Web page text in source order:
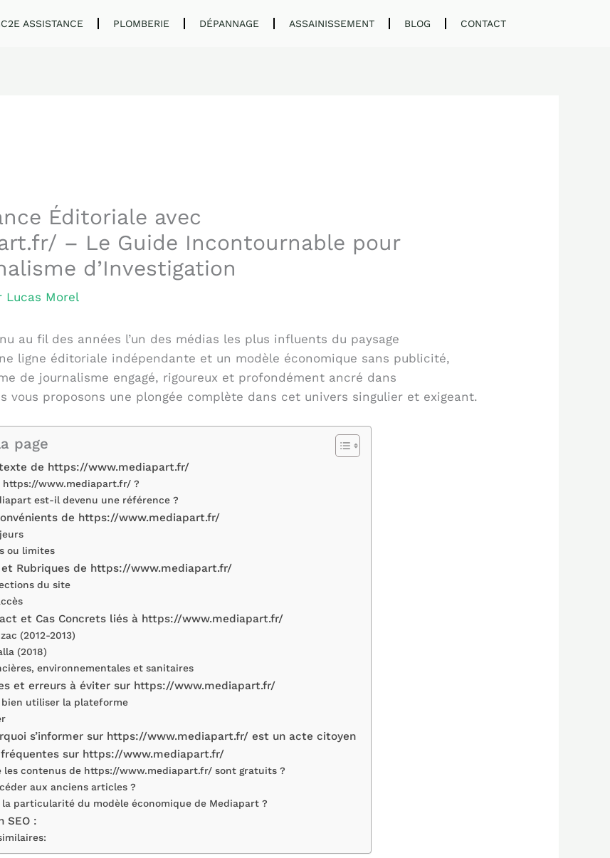
ASSISTANCE PLOMBERIE DÉPANNAGE ASSAINISSEMENT BLOG CONTACT
Éditoriale avec
– Le Guide Incontournable pour
d’Investigation
Lucas Morel
au fil des années l’un des médias les plus influents du paysage
ligne éditoriale indépendante et un modèle économique sans publicité,
de journalisme engagé, rigoureux et profondément ancré dans
vous proposons une plongée complète dans cet univers singulier et exigeant.
page
de https://www.mediapart.fr/
https://www.mediapart.fr/ ?
est-il devenu une référence ?
de https://www.mediapart.fr/
ou limites
Rubriques de https://www.mediapart.fr/
du site
et Cas Concrets liés à https://www.mediapart.fr/
(2012-2013)
(2018)
environnementales et sanitaires
et erreurs à éviter sur https://www.mediapart.fr/
bien utiliser la plateforme
s’informer sur https://www.mediapart.fr/ est un acte citoyen
fréquentes sur https://www.mediapart.fr/
les contenus de https://www.mediapart.fr/ sont gratuits ?
aux anciens articles ?
la particularité du modèle économique de Mediapart ?
SEO :